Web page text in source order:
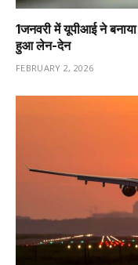
1️जनवरी में यूपीआई ने
हुआ लेन-देन
FEBRUARY 2, 2026